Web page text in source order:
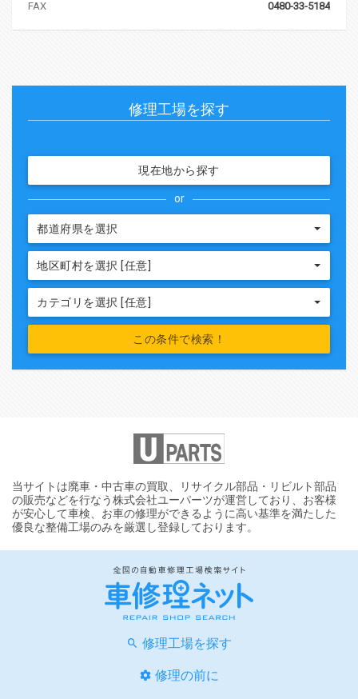
FAX
0480-33-5184
修理工場を探す
現在地から探す
or
都道府県を選択
地区町村を選択 [任意]
カテゴリを選択 [任意]
当サイトは廃車・中古車の買取、リサイクル部品・リビルト部品
の販売などを行なう株式会社ユーパーツが運営しており、お客様
が安心して車検、お車の修理ができるように高い基準を満たした
優良な整備工場のみを厳選し登録しております。
修理工場を探す
修理の前に